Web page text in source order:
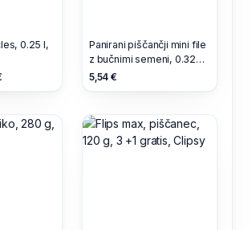
0.25 l,
Panirani piščančji mini file
z bučnimi semeni, 0.326
kg, Mercator
5,54 €